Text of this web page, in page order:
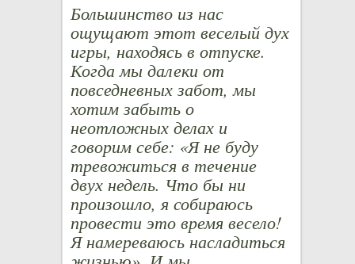
Большинство из нас
ощущают этот веселый дух
игры, находясь в отпуске.
Когда мы далеки от
повседневных забот, мы
хотим забыть о
неотложных делах и
говорим себе: «Я не буду
тревожиться в течение
двух недель. Что бы ни
произошло, я собираюсь
провести это время весело!
Я намереваюсь насладиться